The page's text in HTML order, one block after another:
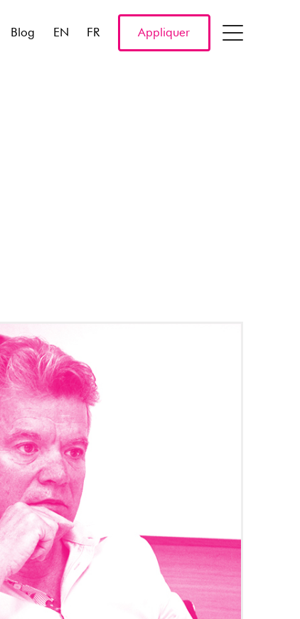
Blog EN FR Appliquer